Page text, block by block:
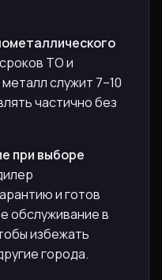
ТО и
служит 7–10
частично без
при выборе
и готов
обслуживание в
избежать
города.